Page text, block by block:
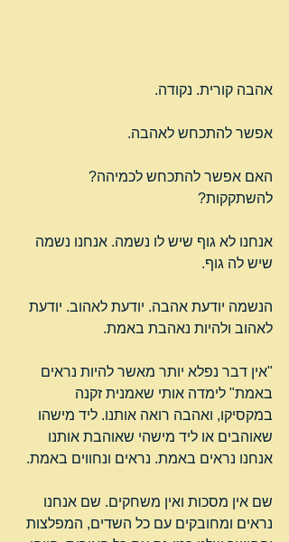
אהבה קורית. נקודה.
אפשר להתכחש לאהבה.
האם אפשר להתכחש לכמיהה?
להשתקקות?
אנחנו לא גוף שיש לו נשמה. אנחנו נשמה
שיש לה גוף.
הנשמה יודעת אהבה. יודעת לאהוב. יודעת
לאהוב ולהיות נאהבת באמת.
"אין דבר נפלא יותר מאשר להיות נראים
באמת" לימדה אותי שאמנית זקנה
במקסיקו, ואהבה רואה אותנו. ליד מישהו
שאוהבים או ליד מישהי שאוהבת אותנו
אנחנו נראים באמת. נראים ונחווים באמת.
שם אין מסכות ואין משחקים. שם אנחנו
נראים ומחובקים עם כל השדים, המפלצות